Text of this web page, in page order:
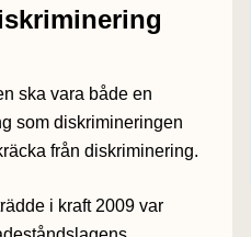
ska vara både en
som diskrimineringen
från diskriminering.
i kraft 2009 var